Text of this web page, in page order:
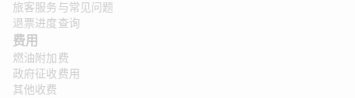
旅客服务与常见问题
退票进度查询
费用
燃油附加费
政府征收费用
其他收费